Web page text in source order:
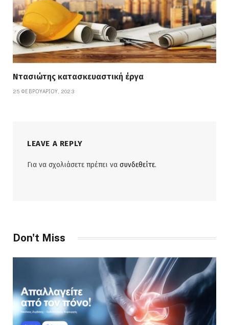
Ντασιώτης κατασκευαστική έργα
25 ΦΕΒΡΟΥΑΡΊΟΥ, 2023
LEAVE A REPLY
Για να σχολιάσετε πρέπει να συνδεθείτε.
Don't Miss